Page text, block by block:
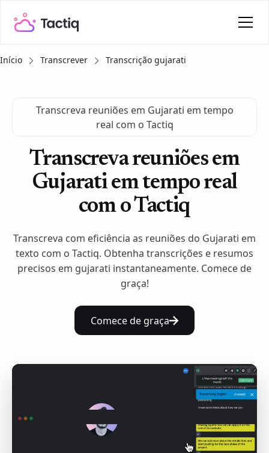
Início Transcrever Transcrição gujarati
Transcreva reuniões em Gujarati em tempo
real com o Tactiq
Transcreva reuniões em
Gujarati em tempo real
com o Tactiq
Transcreva com eficiência as reuniões do Gujarati em
texto com o Tactiq. Obtenha transcrições e resumos
precisos em gujarati instantaneamente. Comece de
graça!
Comece de graça